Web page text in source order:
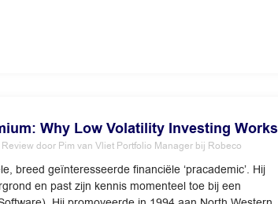
Why Low Volatility Investing Works
Review door Pim van Vliet Portfolio Manager bij Robeco
breed geïnteresseerde financiële ‘pracademic’. Hij
en past zijn kennis momenteel toe bij een